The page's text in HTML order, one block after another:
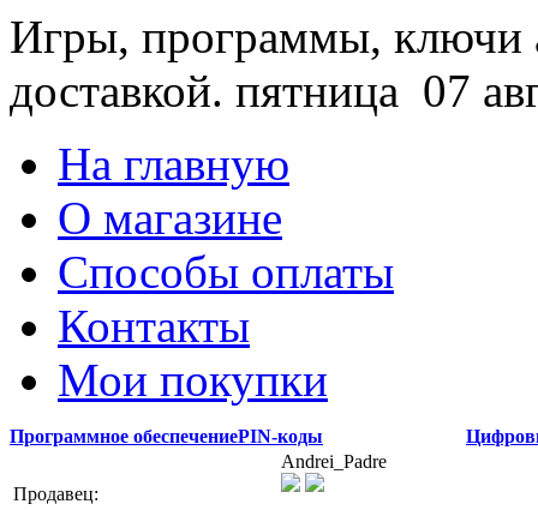
Игры, программы, ключи
доставкой. пятница 07
На главную
О магазине
Способы оплаты
Контакты
Мои покупки
Программное обеспечениеPIN-коды
Продавец:
Andrei_Padre